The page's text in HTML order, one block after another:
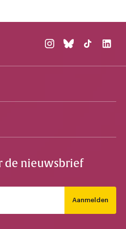
de nieuwsbrief
Aanmelden